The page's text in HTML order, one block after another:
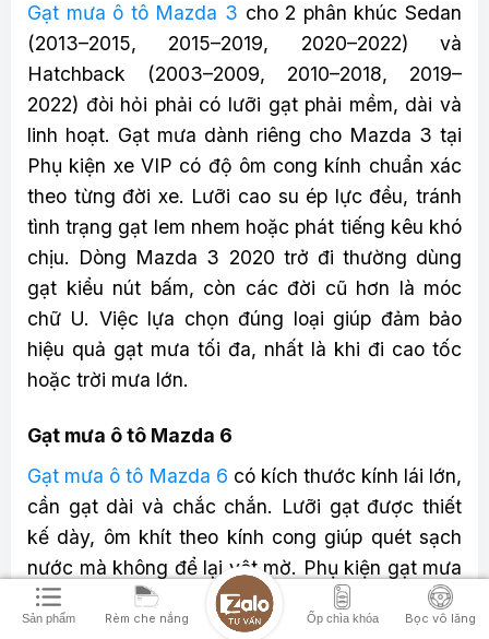
Gạt mưa ô tô Mazda 3 cho 2 phân khúc Sedan
(2013–2015, 2015–2019, 2020–2022) và
Hatchback (2003–2009, 2010–2018, 2019–
2022) đòi hỏi phải có lưỡi gạt phải mềm, dài và
linh hoạt. Gạt mưa dành riêng cho Mazda 3 tại
Phụ kiện xe VIP có độ ôm cong kính chuẩn xác
theo từng đời xe. Lưỡi cao su ép lực đều, tránh
tình trạng gạt lem nhem hoặc phát tiếng kêu khó
chịu. Dòng Mazda 3 2020 trở đi thường dùng
gạt kiểu nút bấm, còn các đời cũ hơn là móc
chữ U. Việc lựa chọn đúng loại giúp đảm bảo
hiệu quả gạt mưa tối đa, nhất là khi đi cao tốc
hoặc trời mưa lớn.
Gạt mưa ô tô Mazda 6
Gạt mưa ô tô Mazda 6 có kích thước kính lái lớn,
cần gạt dài và chắc chắn. Lưỡi gạt được thiết
kế dày, ôm khít theo kính cong giúp quét sạch
nước mà không để lại vệt mờ. Phụ kiện gạt mưa
Mazda 6 của Phụ kiện xe VIP sử dụng chất liệu
lưỡi phủ graphite hoặc silicon, nâng cao độ bền
Sản phẩm Rèm che nắng Ốp chìa khóa Bọc vô lăng